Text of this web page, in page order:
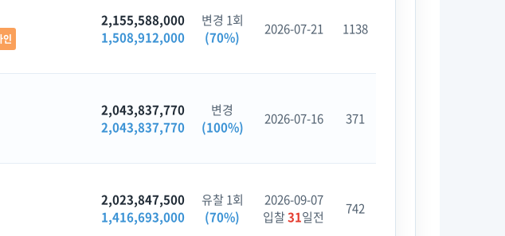
인
2,155,588,000
1,508,912,000
변경 1회
(70%)
2026-07-21 1138
2,043,837,770
2,043,837,770
변경
(100%)
2026-07-16 371
2,023,847,500
1,416,693,000
유찰 1회
(70%)
2026-09-07
입찰31일전 742